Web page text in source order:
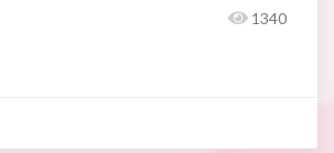
1340